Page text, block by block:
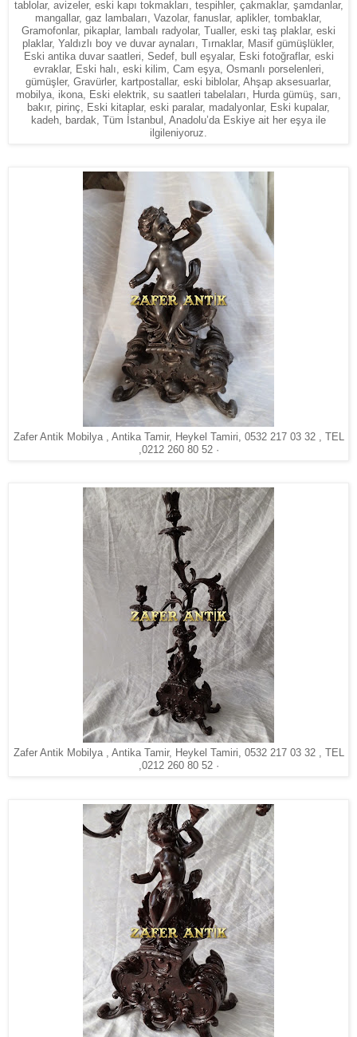
tablolar, avizeler, eski kapı tokmakları, tespihler, çakmaklar, şamdanlar,
mangallar, gaz lambaları, Vazolar, fanuslar, aplikler, tombaklar,
Gramofonlar, pikaplar, lambalı radyolar, Tualler, eski taş plaklar, eski
plaklar, Yaldızlı boy ve duvar aynaları, Tırnaklar, Masif gümüşlükler,
Eski antika duvar saatleri, Sedef, bull eşyalar, Eski fotoğraflar, eski
evraklar, Eski halı, eski kilim, Cam eşya, Osmanlı porselenleri,
gümüşler, Gravürler, kartpostallar, eski biblolar, Ahşap aksesuarlar,
mobilya, ikona, Eski elektrik, su saatleri tabelaları, Hurda gümüş, sarı,
bakır, pirinç, Eski kitaplar, eski paralar, madalyonlar, Eski kupalar,
kadeh, bardak, Tüm İstanbul, Anadolu’da Eskiye ait her eşya ile
ilgileniyoruz.
Zafer Antik Mobilya , Antika Tamir, Heykel Tamiri, 0532 217 03 32 , TEL
,0212 260 80 52 ·
Zafer Antik Mobilya , Antika Tamir, Heykel Tamiri, 0532 217 03 32 , TEL
,0212 260 80 52 ·